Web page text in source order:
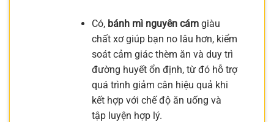
Có, bánh mì nguyên cámgiàu
chất xơ giúp bạn no lâu hơn, kiểm
soát cảm giác thèm ăn và duy trì
đường huyết ổn định, từ đó hỗ trợ
quá trình giảm cân hiệu quả khi
kết hợp với chế độ ăn uống và
tập luyện hợp lý.